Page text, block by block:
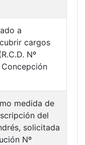
a
cargos
Nº
medida de
del
solicitada
Nº